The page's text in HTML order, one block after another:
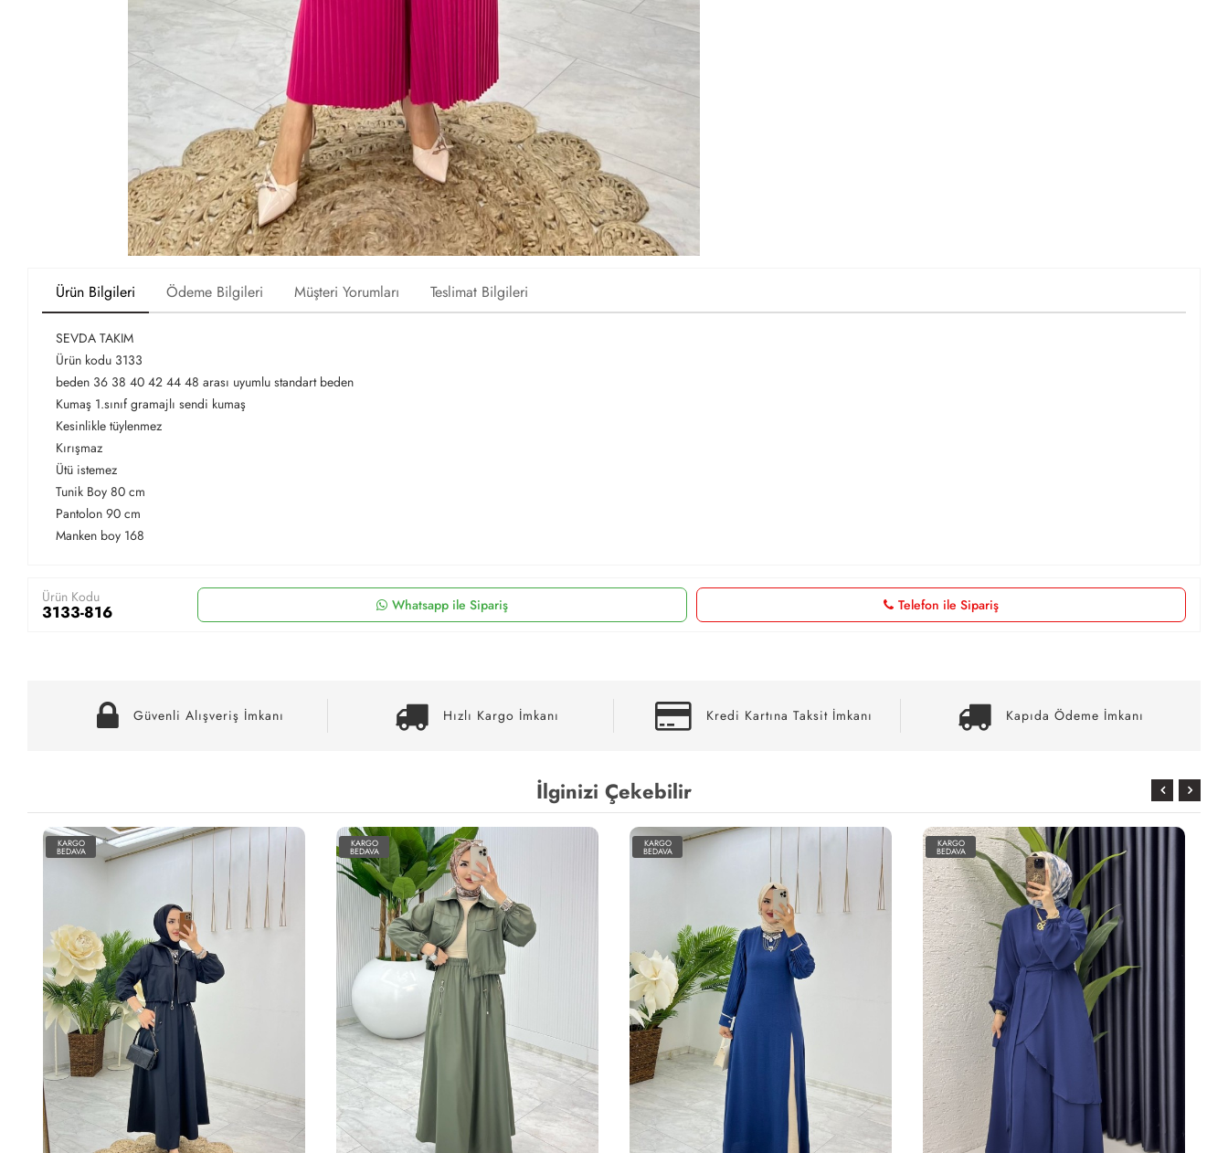
Ürün Bilgileri Ödeme Bilgileri Müşteri Yorumları Teslimat Bilgileri
SEVDA TAKIM
Ürün kodu 3133
beden 36 38 40 42 44 48 arası uyumlu standart beden
Kumaş 1.sınıf gramajlı sendi kumaş
Kesinlikle tüylenmez
Kırışmaz
Ütü istemez
Tunik Boy 80 cm
Pantolon 90 cm
Manken boy 168
Ürün Kodu
3133-816 Whatsapp ile Sipariş Telefon ile Sipariş
Güvenli Alışveriş İmkanı Hızlı Kargo İmkanı Kredi Kartına Taksit İmkanı Kapıda Ödeme İmkanı
İlginizi Çekebilir
KARGO
BEDAVA
KARGO
BEDAVA
KARGO
BEDAVA
KARGO
BEDAVA